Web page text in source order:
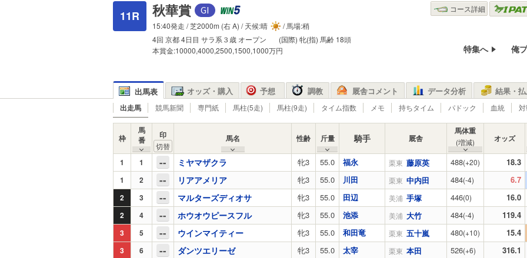
11R 秋華賞
15:40発走 /芝2000m (右 A) / 天候:晴
/ 馬場:稍
4回 京都4日目 サラ系３歳 オープン (国際) 牝(指) 馬齢 18頭
本賞金:10000,4000,2500,1500,1000万円
コース詳細
特集へ 俺
出馬表 オッズ・購入 予想 調教 厩舎コメント データ分析 結果・
出走馬 競馬新聞 専門紙 馬柱(5走) 馬柱(9走) タイム指数 メモ 持ちタイム パドック 血統
枠
馬
番
印 馬名 性齢 斤量 騎手 厩舎
馬体重
(増減) オッズ
1 1 -- ミヤマザクラ 牝3 55.0 福永 栗東 藤原英 488(+20) 18.3
1 2 -- リアアメリア 牝3 55.0 川田 栗東 中内田 484(-4) 6.7
2 3 -- マルターズディオサ 牝3 55.0 田辺 美浦 手塚 446(0) 16.0
2 4 -- ホウオウピースフル 牝3 55.0 池添 美浦 大竹 484(-4) 119.4
3 5 -- ウインマイティー 牝3 55.0 和田竜 栗東 五十嵐 480(+10) 15.4
3 6 -- ダンツエリーゼ 牝3 55.0 太宰 栗東 本田 526(+6) 316.1